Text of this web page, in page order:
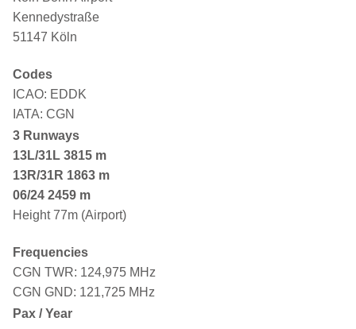
Kennedystraße
51147 Köln
Codes
ICAO: EDDK
IATA: CGN
3 Runways
13L/31L 3815 m
13R/31R 1863 m
06/24 2459 m
Height 77m (Airport)
Frequencies
CGN TWR: 124,975 MHz
CGN GND: 121,725 MHz
Pax / Year